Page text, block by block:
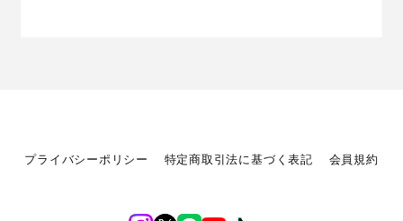
プライバシーポリシー 特定商取引法に基づく表記 会員規約